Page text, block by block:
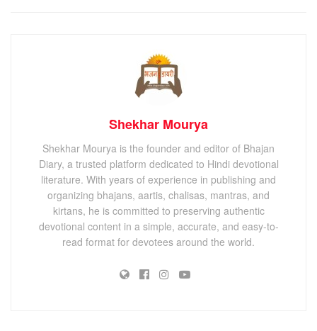
Shekhar Mourya
Shekhar Mourya is the founder and editor of Bhajan
Diary, a trusted platform dedicated to Hindi devotional
literature. With years of experience in publishing and
organizing bhajans, aartis, chalisas, mantras, and
kirtans, he is committed to preserving authentic
devotional content in a simple, accurate, and easy-to-
read format for devotees around the world.